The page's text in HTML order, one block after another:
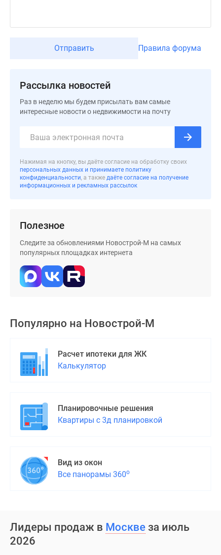
Субсидированная
застройщиком
Москве
Программа
Москве
премиум-
класса
Новостройки
бизнес-
Траншевая
ипотека
коттеджи
Коттеджные
Москве
поселки
Строящиеся
коттеджные
лесу
Отправить Правила форума
Рассылка новостей
Раз в неделю мы будем присылать вам самые
интересные новости о недвижимости на почту
Нажимая на кнопку, вы даёте согласие на обработку своих
персональных данных и принимаете политику
конфиденциальности, а также даёте согласие на получение
информационных и рекламных рассылок
Полезное
Следите за обновлениями Новострой-М на самых
популярных площадках интернета
Популярно на Новострой-М
Расчет ипотеки для ЖК
Калькулятор
Планировочные решения
Квартиры с 3д планировкой
Вид из окон
Все панорамы 360о
Лидеры продаж в Москве за июль
2026